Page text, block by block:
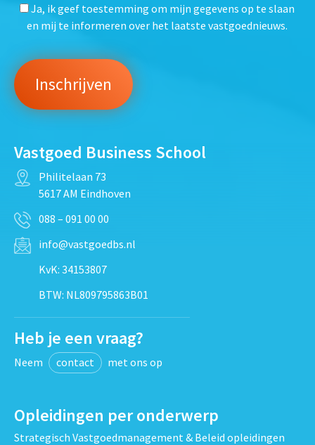
Ja, ik geef toestemming om mijn gegevens op te slaan
en mij te informeren over het laatste vastgoednieuws.
Vastgoed Business School
Philitelaan 73
5617 AM Eindhoven
088 – 091 00 00
info@vastgoedbs.nl
KvK: 34153807
BTW: NL809795863B01
Heb je een vraag?
Neem contact met ons op
Opleidingen per onderwerp
Strategisch Vastgoedmanagement & Beleid opleidingen